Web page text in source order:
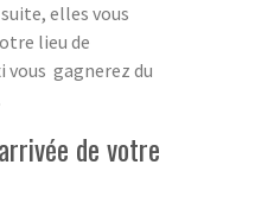
elles vous
lieu de
vous gagnerez du
de votre